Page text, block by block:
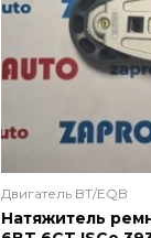
Двигатель BT/EQB
Натяжитель